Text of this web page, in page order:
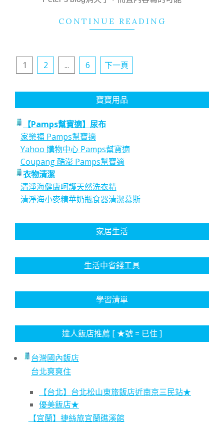
CONTINUE READING
文
頁
1 2 ... 6 下一頁
寶寶用品
【Pamps幫寶適】尿布
家樂福 Pamps幫寶適
Yahoo 購物中心 Pamps幫寶適
Coupang 酷澎 Pamps幫寶適
衣物清潔
清淨海健康呵護天然洗衣精
清淨海小麥精華奶瓶食器清潔慕斯
家居生活
生活中省錢工具
學習清單
達人飯店推薦 [ ★號 = 已住 ]
台灣國內飯店
台北爽爽住
【台北】台北松山東旅飯店近南京三民站★
優美飯店★
【宜蘭】捷絲旅宜蘭礁溪館